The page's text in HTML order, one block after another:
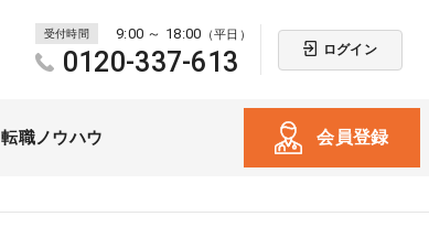
受付時間 9:00 ～ 18:00 （平日）
0120-337-613 ログイン
転職ノウハウ 会員登録